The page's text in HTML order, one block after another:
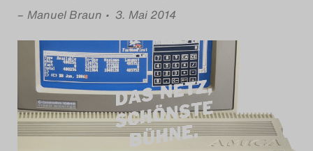
– Manuel Braun • 3. Mai 2014